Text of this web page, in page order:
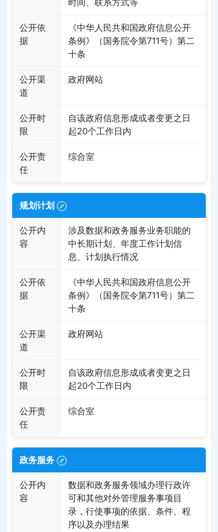
时间、联系方式等
公开依
据
《中华人民共和国政府信息公开
条例》（国务院令第711号）第二
十条
公开渠
道
政府网站
公开时
限
自该政府信息形成或者变更之日
起20个工作日内
公开责
任
综合室
规划计划
公开内
容
涉及数据和政务服务业务职能的
中长期计划、年度工作计划信
息、计划执行情况
公开依
据
《中华人民共和国政府信息公开
条例》（国务院令第711号）第二
十条
公开渠
道
政府网站
公开时
限
自该政府信息形成或者变更之日
起20个工作日内
公开责
任
综合室
政务服务
公开内
容
数据和政务服务领域办理行政许
可和其他对外管理服务事项目
录，行使事项的依据、条件、程
序以及办理结果